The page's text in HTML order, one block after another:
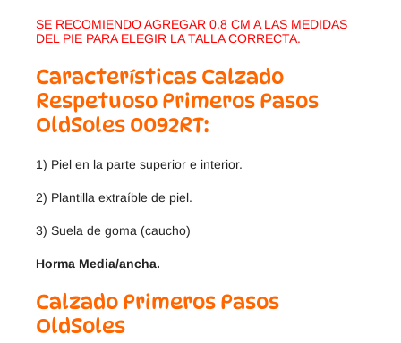
SE RECOMIENDO AGREGAR 0.8 CM A LAS MEDIDAS
DEL PIE PARA ELEGIR LA TALLA CORRECTA.
Características Calzado
Respetuoso Primeros Pasos
OldSoles 0092RT:
1) Piel en la parte superior e interior.
2) Plantilla extraíble de piel.
3) Suela de goma (caucho)
Horma Media/ancha.
Calzado Primeros Pasos
OldSoles